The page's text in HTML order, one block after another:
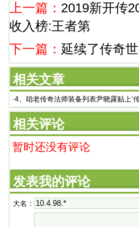
上一篇： 2019新开传
收入榜:王者第
下一篇： 延续了传奇
相关文章
·4、咱老传奇法师装备列表尹晓露贴上‘
相关评论
暂时还没有评论
发表我的评论
大名：